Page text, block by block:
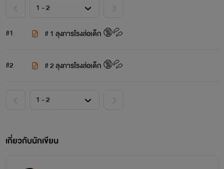
#1 # 1 ลุงภารโรงล่อเด็ก 🔞💦
#2 # 2 ลุงภารโรงล่อเด็ก 🔞💦
เกี่ยวกับนักเขียน